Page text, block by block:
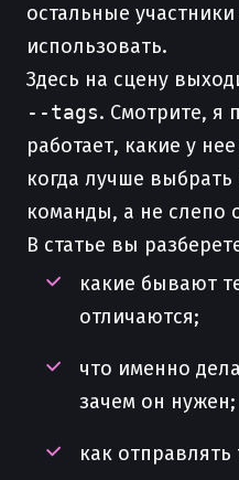
остальные
использовать.
Здесь на сцену
--tags. Смотрите, я
работает, какие у
когда лучше
команды, а не слепо
В статье вы
какие бывают
отличаются;
что именно
зачем он нужен;
как